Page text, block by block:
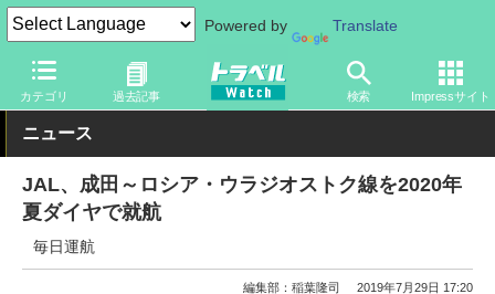
Powered by Translate
カテゴリ 過去記事 検索 Impressサイト
トラベル Watch 企業・政府・官庁 国内エアライン JAL
ニュース
JAL、成田～ロシア・ウラジオストク線を2020年
夏ダイヤで就航
毎日運航
編集部：稲葉隆司 2019年7月29日 17:20